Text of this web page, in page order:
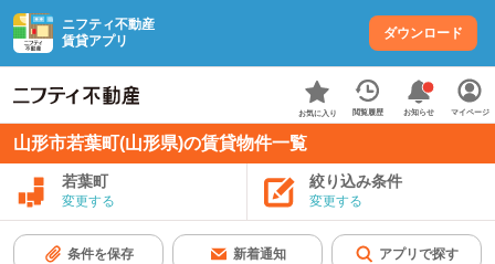
ニフティ不動産
賃貸アプリ
ダウンロード
お気に入り 閲覧履歴 お知らせ マイページ
山形市若葉町(山形県)の賃貸物件一覧
若葉町
変更する
絞り込み条件
変更する
条件を保存 新着通知 アプリで探す